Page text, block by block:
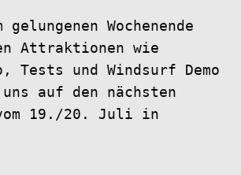
gelungenen Wochenende
Attraktionen wie
Tests und Windsurf Demo
auf den nächsten
19./20. Juli in